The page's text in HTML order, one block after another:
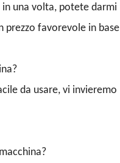
una volta, potete darmi
prezzo favorevole in
da usare, vi